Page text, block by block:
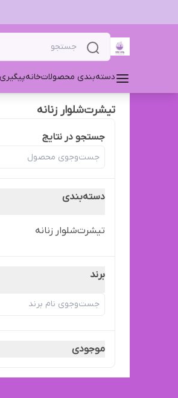
دسته‌بندی محصولاتخانه
تیشرت‌شلوار زنانه
جستجو در نتایج
دسته‌بندی
تیشرت‌شلوار زنانه
برند
موجودی